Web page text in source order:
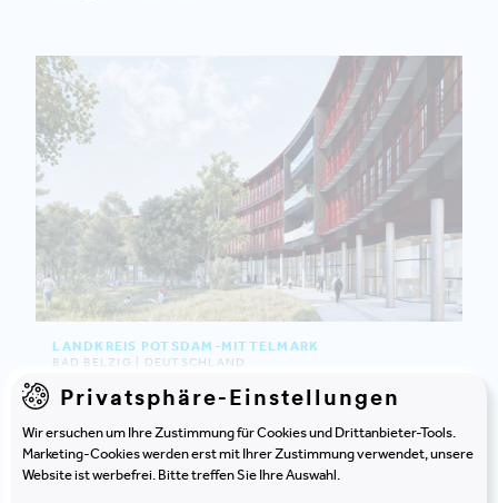
LANDKREIS POTSDAM-MITTELMARK
BAD BELZIG | DEUTSCHLAND
Umfassende Verwaltungsmodernisierung
Privatsphäre-Einstellungen
Wir ersuchen um Ihre Zustimmung für Cookies und Drittanbieter-Tools.
Marketing-Cookies werden erst mit Ihrer Zustimmung verwendet, unsere
Website ist werbefrei. Bitte treffen Sie Ihre Auswahl.